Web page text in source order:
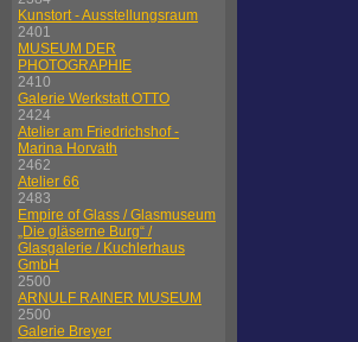
Kunstort - Ausstellungsraum
2401
MUSEUM DER
PHOTOGRAPHIE
2410
Galerie Werkstatt OTTO
2424
Atelier am Friedrichshof -
Marina Horvath
2462
Atelier 66
2483
Empire of Glass / Glasmuseum
„Die gläserne Burg“ /
Glasgalerie / Kuchlerhaus
GmbH
2500
ARNULF RAINER MUSEUM
2500
Galerie Breyer